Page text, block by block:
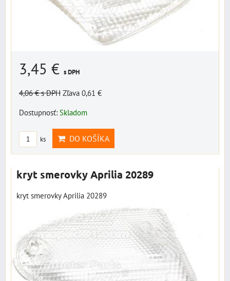
3,45 € s DPH
4,06 €s DPH Zľava 0,61 €
Dostupnosť: Skladom
ks DO KOŠÍKA
kryt smerovky Aprilia 20289
kryt smerovky Aprilia 20289